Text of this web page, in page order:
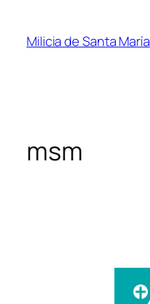
contenido
Milicia de Santa María
msm